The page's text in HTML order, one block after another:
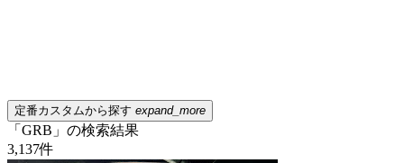
定番カスタムから探す expand_more
「GRB」の検索結果
3,137件